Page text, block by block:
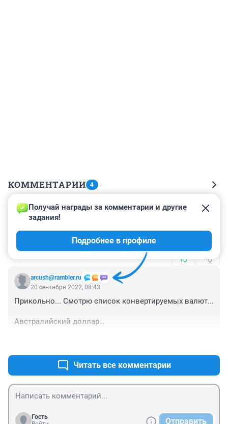
КОММЕНТАРИИ 4
Гость
20 сентября 2022, 18:22
Курс юаня устанавливается так же как курс рубля в
настоящее время. Возможны сюрпризы ☝️
+0 –0
arcush@rambler.ru
Получай награды за комментарии и другие
задания!
Подробнее в профиле
20 сентября 2022, 08:43
Прикольно... Смотрю список конвертируемых валют...
Австралийский доллар
Гонконгский доллар
Кенийский шиллинг
Кувейтский динар
Новозеландский доллар
Норвежская крона
Читать все комментарии
Гость
Отправить